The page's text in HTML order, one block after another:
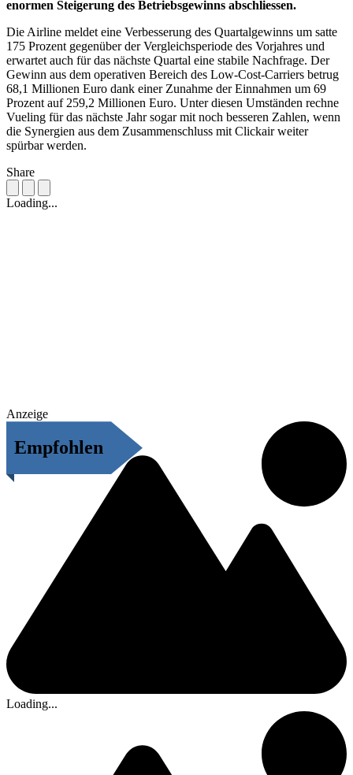
enormen Steigerung des Betriebsgewinns abschliessen.
Die Airline meldet eine Verbesserung des Quartalgewinns um satte
175 Prozent gegenüber der Vergleichsperiode des Vorjahres und
erwartet auch für das nächste Quartal eine stabile Nachfrage. Der
Gewinn aus dem operativen Bereich des Low-Cost-Carriers betrug
68,1 Millionen Euro dank einer Zunahme der Einnahmen um 69
Prozent auf 259,2 Millionen Euro. Unter diesen Umständen rechne
Vueling für das nächste Jahr sogar mit noch besseren Zahlen, wenn
die Synergien aus dem Zusammenschluss mit Clickair weiter
spürbar werden.
Share
Loading...
Anzeige
Empfohlen
Loading...